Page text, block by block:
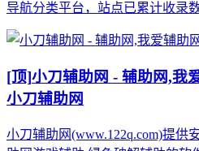
导航分类平台，站点已累计收录
[顶]小刀辅助网 - 辅助网,我
小刀辅助网
小刀辅助网(www.122q.com)提供